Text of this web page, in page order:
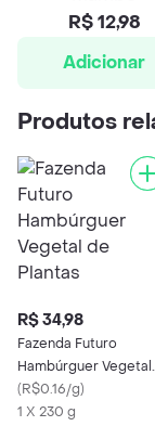
R$ 12,98
Adicionar
Produtos
R$ 34,98
Fazenda Futuro
Hambúrguer Vegetal
de Plantas
(R$0.16/g)
1 X 230 g